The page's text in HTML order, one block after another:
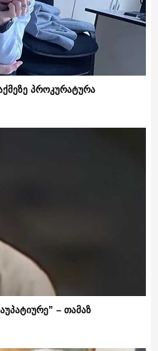
პროკურატურა
– თამაზ